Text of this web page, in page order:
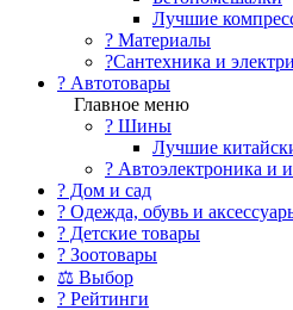
Лучшие
? Материалы
?Сантехника и
? Автотовары
Главное меню
? Шины
Лучшие
? Автоэлектроника и
? Дом и сад
? Одежда, обувь и
? Детские товары
? Зоотовары
⚖ Выбор
? Рейтинги